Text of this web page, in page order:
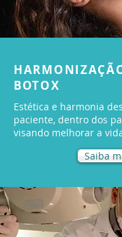
BOTOX
Estética e harmonia
paciente, dentro dos
visando melhorar a
Saiba